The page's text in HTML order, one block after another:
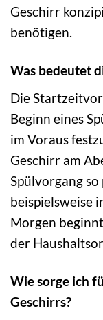
Geschirr
benötigen.
Was bedeutet
Die
Beginn eines
im Voraus
Geschirr am
Spülvorgang
beispielsweise
Morgen
der
Wie sorge ich
Geschirrs?